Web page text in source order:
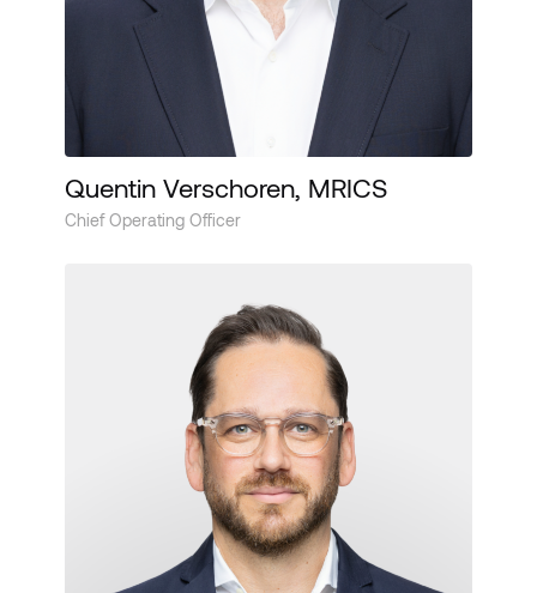
Quentin Verschoren, MRICS
Chief Operating Officer